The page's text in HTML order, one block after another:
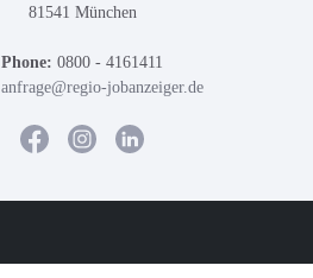
81541 München
Phone: 0800 - 4161411
anfrage@regio-jobanzeiger.de